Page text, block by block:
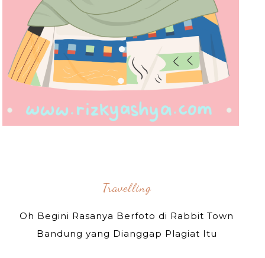
Travelling
Oh Begini Rasanya Berfoto di Rabbit Town
Bandung yang Dianggap Plagiat Itu